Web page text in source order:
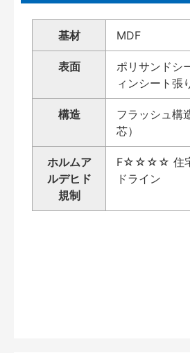
基材 MDF
表面
ポリサンドシ
ィンシート張
構造
フラッシュ構
芯）
ホルムア
ルデヒド
規制
F☆☆☆☆ 住宅
ドライン